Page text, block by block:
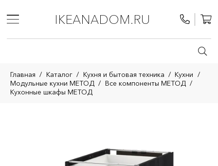
IKEANADOM.RU
Главная / Каталог / Кухня и бытовая техника / Кухни /
Модульные кухни МЕТОД / Все компоненты МЕТОД /
Кухонные шкафы МЕТОД